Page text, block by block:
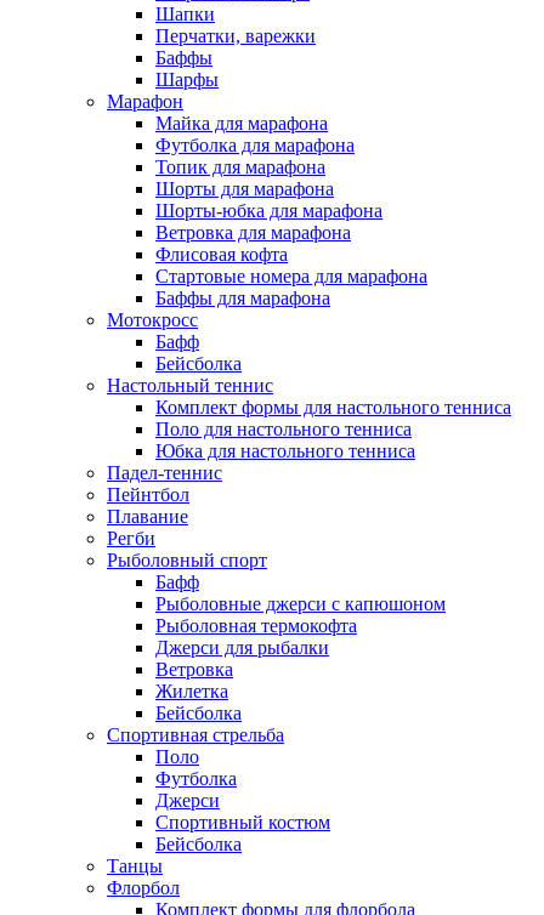
Шапки
Перчатки, варежки
Баффы
Шарфы
Марафон
Майка для марафона
Футболка для марафона
Топик для марафона
Шорты для марафона
Шорты-юбка для марафона
Ветровка для марафона
Флисовая кофта
Стартовые номера для марафона
Баффы для марафона
Мотокросс
Бафф
Бейсболка
Настольный теннис
Комплект формы для настольного тенниса
Поло для настольного тенниса
Юбка для настольного тенниса
Падел-теннис
Пейнтбол
Плавание
Регби
Рыболовный спорт
Бафф
Рыболовные джерси с капюшоном
Рыболовная термокофта
Джерси для рыбалки
Ветровка
Жилетка
Бейсболка
Спортивная стрельба
Поло
Футболка
Джерси
Спортивный костюм
Бейсболка
Танцы
Флорбол
Комплект формы для флорбола